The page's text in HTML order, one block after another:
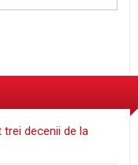
trei decenii de la